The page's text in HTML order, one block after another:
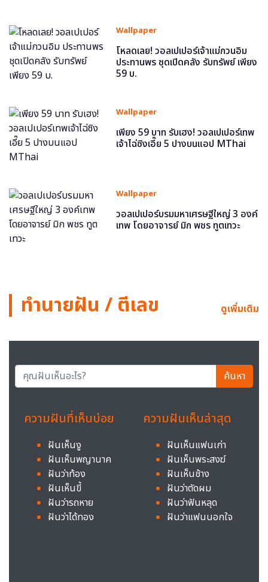
Wallpaper
โหลดเลย! วอลเปเปอร์เจ้าแม่กวนอิม
ประทานพร ชุดเปิดคลัง รับทรัพย์ เพียง
59 บ.
Wallpaper
เพียง 59 บาท รับเฮง! วอลเปเปอร์เทพ
เจ้าไฉ่ซิงเอี๊ย 5 ปางบนแอป MThai
Wallpaper
วอลเปเปอร์บรมมหาเศรษฐีใหญ่ 3 องค์
เทพ โดยอาจารย์ มิก พชร ทูตเทวะ
ทำนายฝัน / ตีเลข ดูเพิ่มเติม
ค้นหา
ความฝันที่เห็นบ่อย
ฝันเห็นงู
ฝันเห็นพญานาค
ฝันว่าท้อง
ฝันเห็นขี้
ฝันว่ารถหาย
ฝันว่าได้ทอง
ความฝันเห็นล่าสุด
ฝันเห็นแฟนเก่า
ฝันเห็นพระสงฆ์
ฝันเห็นช้าง
ฝันว่าตัดผม
ฝันว่าฟันหลุด
ฝันว่าแฟนนอกใจ